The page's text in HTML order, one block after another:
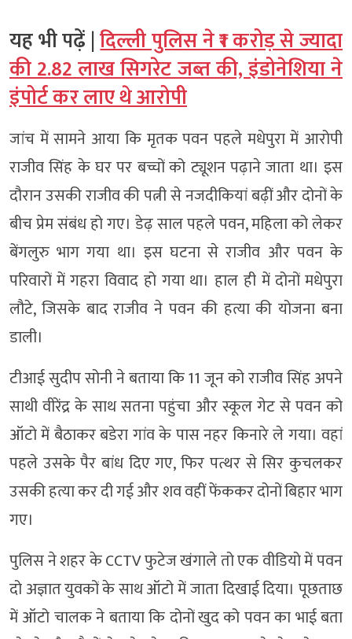
यह भी पढ़ें |दिल्ली पुलिस ने ₹1 करोड़ से ज्यादा
की 2.82 लाख सिगरेट जब्त की, इंडोनेशिया ने
इंपोर्ट कर लाए थे आरोपी
जांच में सामने आया कि मृतक पवन पहले मधेपुरा में आरोपी
राजीव सिंह के घर पर बच्चों को ट्यूशन पढ़ाने जाता था। इस
दौरान उसकी राजीव की पत्नी से नजदीकियां बढ़ीं और दोनों के
बीच प्रेम संबंध हो गए। डेढ़ साल पहले पवन, महिला को लेकर
बेंगलुरु भाग गया था। इस घटना से राजीव और पवन के
परिवारों में गहरा विवाद हो गया था। हाल ही में दोनों मधेपुरा
लौटे, जिसके बाद राजीव ने पवन की हत्या की योजना बना
डाली।
टीआई सुदीप सोनी ने बताया कि 11 जून को राजीव सिंह अपने
साथी वीरेंद्र के साथ सतना पहुंचा और स्कूल गेट से पवन को
ऑटो में बैठाकर बडेरा गांव के पास नहर किनारे ले गया। वहां
पहले उसके पैर बांध दिए गए, फिर पत्थर से सिर कुचलकर
उसकी हत्या कर दी गई और शव वहीं फेंककर दोनों बिहार भाग
गए।
पुलिस ने शहर के CCTV फुटेज खंगाले तो एक वीडियो में पवन
दो अज्ञात युवकों के साथ ऑटो में जाता दिखाई दिया। पूछताछ
में ऑटो चालक ने बताया कि दोनों खुद को पवन का भाई बता